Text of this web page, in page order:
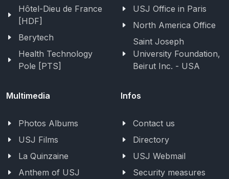
Hôtel-Dieu de France
[HDF]
Berytech
Health Technology
Pole [PTS]
USJ Office in Paris
North America Office
Saint Joseph
University Foundation,
Beirut Inc. - USA
Multimedia
Photos Albums
USJ Films
La Quinzaine
Anthem of USJ
Infos
Contact us
Directory
USJ Webmail
Security measures